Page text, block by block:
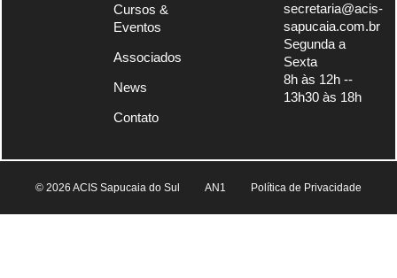
Cursos &
Eventos
Associados
News
Contato
secretaria@acis-
sapucaia.com.br
Segunda a
Sexta
8h às 12h --
13h30 às 18h
© 2026 ACIS Sapucaia do Sul AN1 Política de Privacidade